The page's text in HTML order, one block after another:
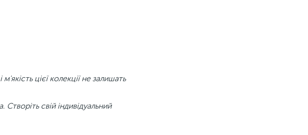
цієї колекції не залишать
свій індивідуальний